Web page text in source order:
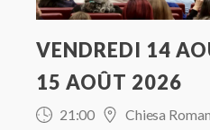
VENDREDI 14
15 AOÛT 2026
21:00 Chiesa